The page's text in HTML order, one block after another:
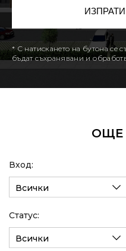
* С натискането на бутона се
бъдат съхранявани и
ОЩЕ
Вход:
Всички
Статус:
Всички